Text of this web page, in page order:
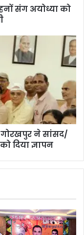
संग अयोध्या को
गोरखपुर ने सांसद/
दिया ज्ञापन